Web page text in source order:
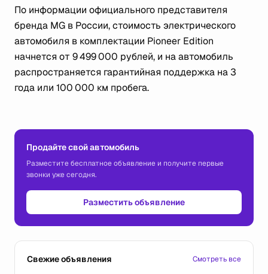
По информации официального представителя
бренда MG в России, стоимость электрического
автомобиля в комплектации Pioneer Edition
начнется от 9 499 000 рублей, и на автомобиль
распространяется гарантийная поддержка на 3
года или 100 000 км пробега.
Продайте свой автомобиль
Разместите бесплатное объявление и получите первые
звонки уже сегодня.
Разместить объявление
Свежие объявления Смотреть все